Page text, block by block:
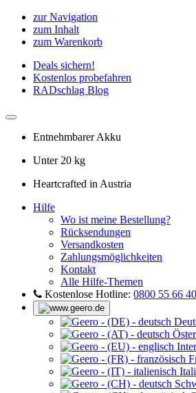
zur Navigation
zum Inhalt
zum Warenkorb
Deals sichern!
Kostenlos probefahren
RADschlag Blog
Entnehmbarer Akku
Unter 20 kg
Heartcrafted in Austria
Hilfe
Wo ist meine Bestellung?
Rücksendungen
Versandkosten
Zahlungsmöglichkeiten
Kontakt
Alle Hilfe-Themen
Kostenlose Hotline: 0800 55 66